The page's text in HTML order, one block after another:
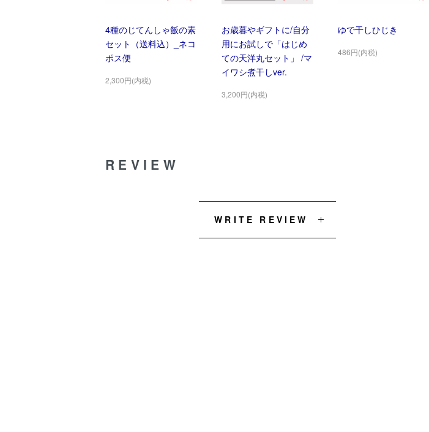
4種のじてんしゃ飯の素
セット（送料込）_ネコ
ポス便
2,300円(内税)
お歳暮やギフトに/自分
用にお試しで「はじめ
ての天洋丸セット」 /マ
イワシ煮干しver.
3,200円(内税)
ゆで干しひじき
486円(内税)
REVIEW
WRITE REVIEW